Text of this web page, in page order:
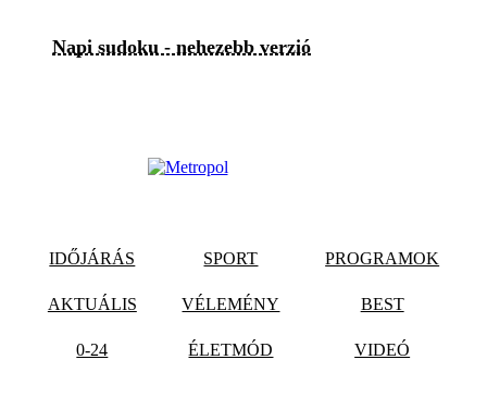
Napi sudoku - nehezebb verzió
IDŐJÁRÁS SPORT PROGRAMOK
AKTUÁLIS VÉLEMÉNY BEST
0-24 ÉLETMÓD VIDEÓ